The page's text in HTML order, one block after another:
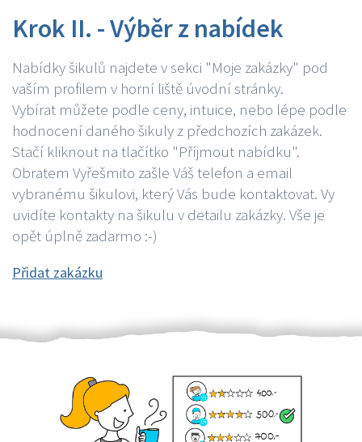
Krok II. - Výběr z nabídek
Nabídky šikulů najdete v sekci "Moje zakázky" pod
vaším profilem v horní liště úvodní stránky.
Vybírat můžete podle ceny, intuice, nebo lépe podle
hodnocení daného šikuly z předchozích zakázek.
Stačí kliknout na tlačítko "Příjmout nabídku".
Obratem Vyřešmito zašle Váš telefon a email
vybranému šikulovi, který Vás bude kontaktovat. Vy
uvidíte kontakty na šikulu v detailu zakázky. Vše je
opět úplně zadarmo :-)
Přidat zakázku